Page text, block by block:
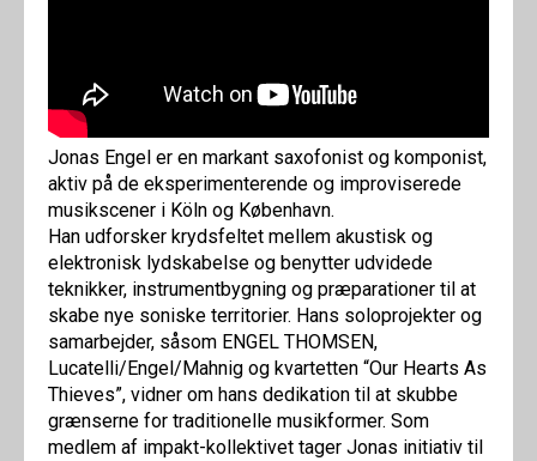
Jonas Engel er en markant saxofonist og komponist,
aktiv på de eksperimenterende og improviserede
musikscener i Köln og København.
Han udforsker krydsfeltet mellem akustisk og
elektronisk lydskabelse og benytter udvidede
teknikker, instrumentbygning og præparationer til at
skabe nye soniske territorier. Hans soloprojekter og
samarbejder, såsom ENGEL THOMSEN,
Lucatelli/Engel/Mahnig og kvartetten “Our Hearts As
Thieves”, vidner om hans dedikation til at skubbe
grænserne for traditionelle musikformer. Som
medlem af impakt-kollektivet tager Jonas initiativ til